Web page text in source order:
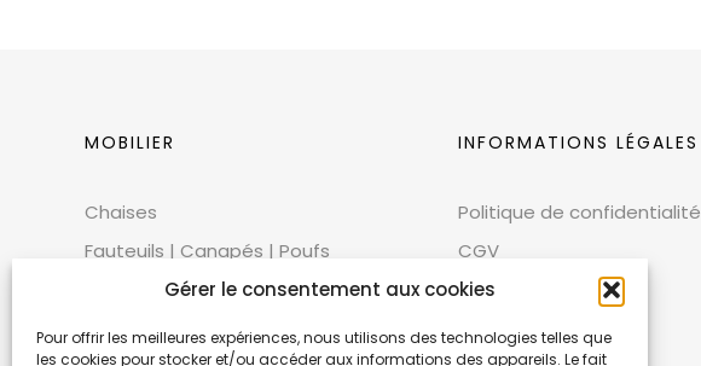
Gérer le consentement aux cookies
Pour offrir les meilleures expériences, nous utilisons des technologies telles que
les cookies pour stocker et/ou accéder aux informations des appareils. Le fait
MOBILIER
Chaises
Fauteuils | Canapés | Poufs
Mobilier extérieur
Tables
INFORMATIONS LÉGALES
Politique de confidentialité
CGV
CGU
Cookies